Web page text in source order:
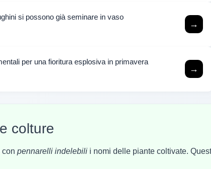
si possono già seminare in vaso
→
per una fioritura esplosiva in primavera
→
colture
con pennarelli indelebili i nomi delle piante coltivate.